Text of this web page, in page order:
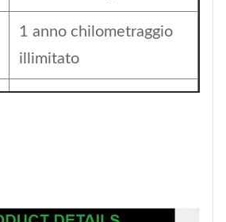
1 anno chilometraggio
illimitato
C.M.